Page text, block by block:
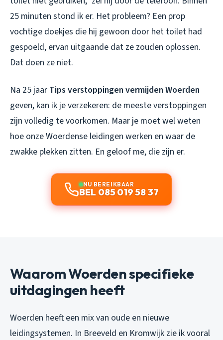
25 minuten stond ik er. Het probleem? Een prop
vochtige doekjes die hij gewoon door het toilet had
gespoeld, ervan uitgaande dat ze zouden oplossen.
Dat doen ze niet.
Na 25 jaar Tips verstoppingen vermijden Woerden
geven, kan ik je verzekeren: de meeste verstoppingen
zijn volledig te voorkomen. Maar je moet wel weten
hoe onze Woerdense leidingen werken en waar de
zwakke plekken zitten. En geloof me, die zijn er.
NU BEREIKBAAR
BEL 085 019 58 37
Waarom Woerden specifieke
uitdagingen heeft
Woerden heeft een mix van oude en nieuwe
leidingsystemen. In Breeveld en Kromwijk zie ik vooral